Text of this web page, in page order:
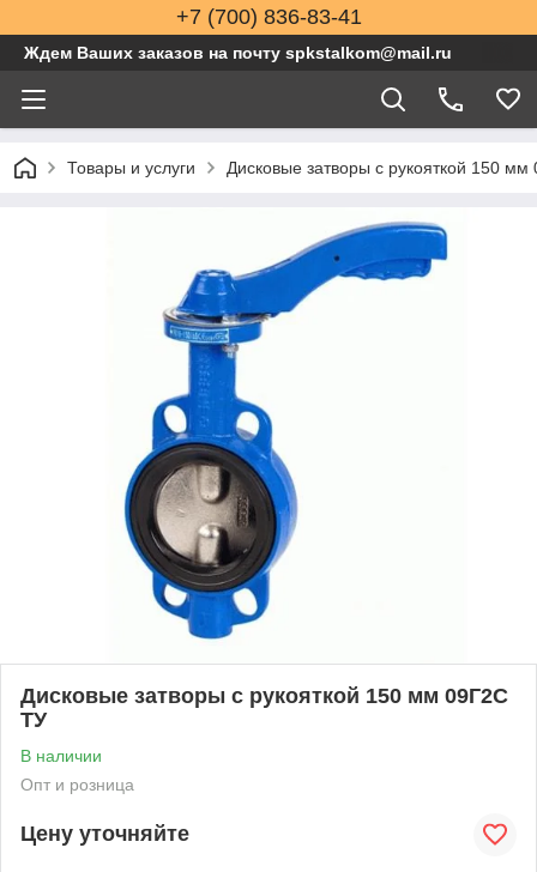
+7 (700) 836-83-41
Ждем Ваших заказов на почту spkstalkom@mail.ru
Товары и услуги Дисковые затворы с рукояткой 150
Дисковые затворы с рукояткой 150 мм 09Г2С
ТУ
В наличии
Опт и розница
Цену уточняйте